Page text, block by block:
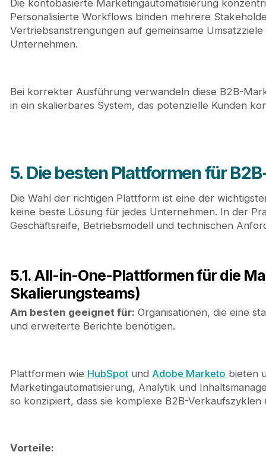
Die kontobasierte Marketingautomatisierung
Personalisierte Workflows binden mehrere
Vertriebsanstrengungen auf gemeinsame
Unternehmen.
Bei korrekter Ausführung verwandeln diese B2B-
in ein skalierbares System, das potenzielle Kunden
5. Die besten Plattformen für
Die Wahl der richtigen Plattform ist eine der
keine beste Lösung für jedes Unternehmen. In der
Geschäftsreife, Betriebsmodell und technischen
5.1. All-in-One-Plattformen für die
Skalierungsteams)
Am besten geeignet für: Organisationen, die eine
und erweiterte Berichte benötigen.
Plattformen wie HubSpotund Adobe Marketo bieten
Marketingautomatisierung, Analytik und
so konzipiert, dass sie komplexe B2B-
Vorteile: